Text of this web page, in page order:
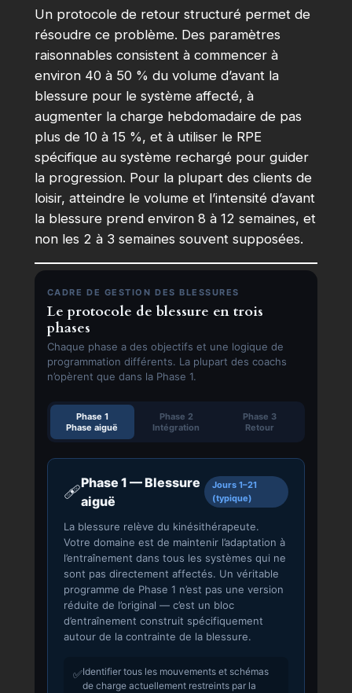
Un protocole de retour structuré permet de
résoudre ce problème. Des paramètres
raisonnables consistent à commencer à
environ 40 à 50 % du volume d’avant la
blessure pour le système affecté, à
augmenter la charge hebdomadaire de pas
plus de 10 à 15 %, et à utiliser le RPE
spécifique au système rechargé pour guider
la progression. Pour la plupart des clients de
loisir, atteindre le volume et l’intensité d’avant
la blessure prend environ 8 à 12 semaines, et
non les 2 à 3 semaines souvent supposées.
CADRE DE GESTION DES BLESSURES
Le protocole de blessure en trois
phases
Chaque phase a des objectifs et une logique de
programmation différents. La plupart des coachs
n’opèrent que dans la Phase 1.
Phase 1
Phase aiguë
Phase 2
Intégration
Phase 3
Retour
🩹Phase 1 — Blessure
aiguë
Jours 1–21
(typique)
La blessure relève du kinésithérapeute.
Votre domaine est de maintenir l’adaptation à
l’entraînement dans tous les systèmes qui ne
sont pas directement affectés. Un véritable
programme de Phase 1 n’est pas une version
réduite de l’original — c’est un bloc
d’entraînement construit spécifiquement
autour de la contrainte de la blessure.
✅Identifier tous les mouvements et schémas
de charge actuellement restreints par la